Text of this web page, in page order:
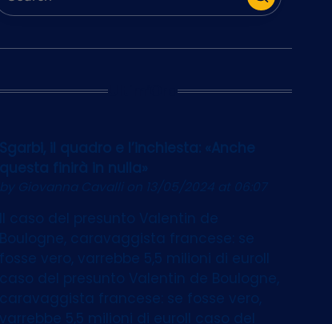
Ultim’Ora
Sgarbi, il quadro e l’inchiesta: «Anche
questa finirà in nulla»
by Giovanna Cavallion 13/05/2024 at 06:07
Il caso del presunto Valentin de
Boulogne, caravaggista francese: se
fosse vero, varrebbe 5,5 milioni di euroIl
caso del presunto Valentin de Boulogne,
caravaggista francese: se fosse vero,
varrebbe 5,5 milioni di euroIl caso del